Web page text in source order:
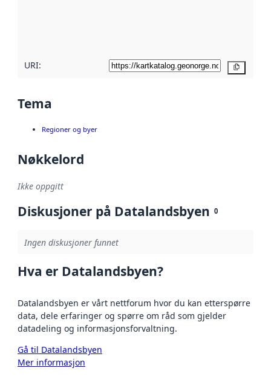
URI:
Tema
Regioner og byer
Nøkkelord
Ikke oppgitt
Diskusjoner på Datalandsbyen 0
Ingen diskusjoner funnet
Hva er Datalandsbyen?
Datalandsbyen er vårt nettforum hvor du kan etterspørre
data, dele erfaringer og spørre om råd som gjelder
datadeling og informasjonsforvaltning.
Gå til Datalandsbyen
Mer informasjon